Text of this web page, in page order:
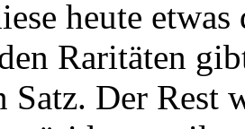
heute
Raritäten
Satz. Der Rest